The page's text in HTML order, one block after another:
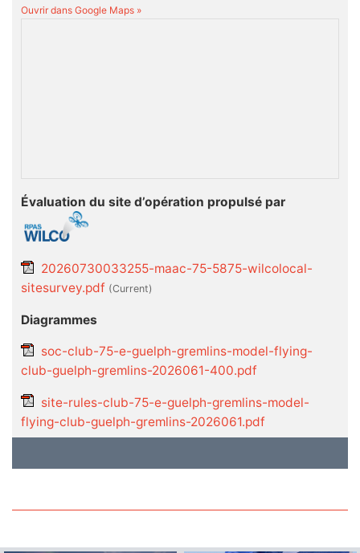
Ouvrir dans Google Maps »
Évaluation du site d’opération propulsé par
20260730033255-maac-75-5875-wilcolocal-
sitesurvey.pdf (current)
Diagrammes
soc-club-75-e-guelph-gremlins-model-flying-
club-guelph-gremlins-2026061-400.pdf
site-rules-club-75-e-guelph-gremlins-model-
flying-club-guelph-gremlins-2026061.pdf